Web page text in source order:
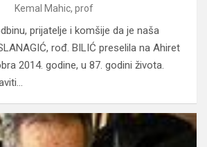
Kemal Mahic, prof
prijatelje i komšije da je naša
rođ. BILIĆ preselila na Ahiret
2014. godine, u 87. godini života.